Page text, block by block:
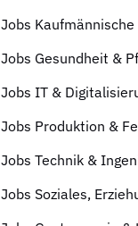
Jobs
Jobs Gesundheit &
Jobs IT &
Jobs Produktion &
Jobs Technik &
Jobs Soziales,